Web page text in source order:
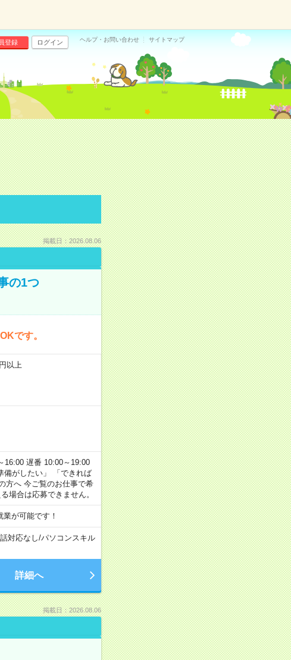
登録 ログイン ヘルプ・お問い合わせ サイトマップ
掲載日：2026.08.06
の1つ
です。
以上
16:00 遅番 10:00～19:00
備がしたい」 「できれば
方へ 今ご覧のお仕事で希
場合は応募できません。
が可能です！
対応なし/パソコンスキル
詳細へ
掲載日：2026.08.06